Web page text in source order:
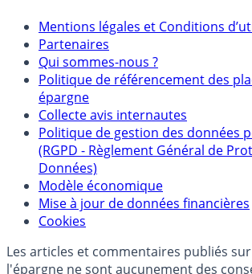
Mentions
Mentions légales et Conditions
Partenaires
Qui sommes-nous ?
Politique de référencement des
épargne
Collecte avis internautes
Politique de gestion des données
(RGPD - Règlement Général de
Données)
Modèle économique
Cookies